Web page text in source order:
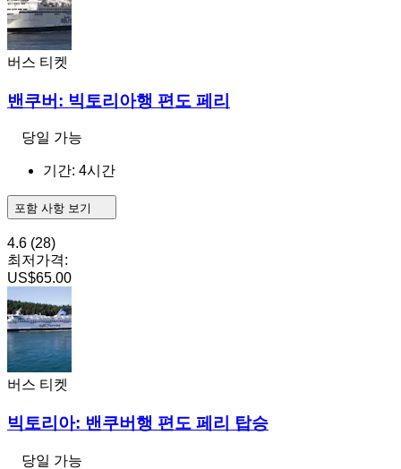
버스 티켓
밴쿠버: 빅토리아행 편도 페리
당일 가능
기간: 4시간
포함 사항 보기
4.6 (28)
최저가격:
US$65.00
버스 티켓
빅토리아: 밴쿠버행 편도 페리 탑승
당일 가능